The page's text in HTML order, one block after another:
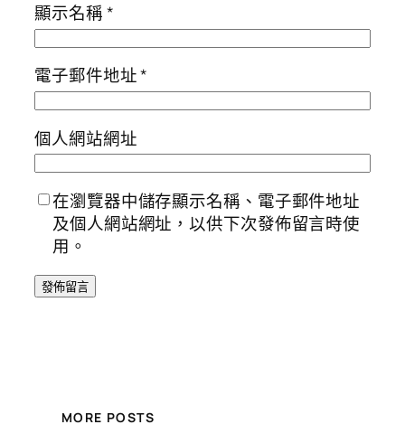
顯示名稱*
電子郵件地址*
個人網站網址
在瀏覽器中儲存顯示名稱、電子郵件地址
及個人網站網址，以供下次發佈留言時使
用。
MORE POSTS